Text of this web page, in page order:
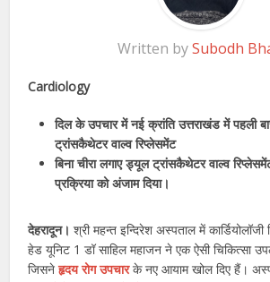
Written bySubodh
Cardiology
दिल के उपचार में नई क्रांति उत्तराखंड में पहली
ट्रांसकैथेटर वाल्व रिप्लेसमेंट
बिना चीरा लगाए ड्यूल ट्रांसकैथेटर वाल्व
प्रक्रिया को अंजाम दिया।
देहरादून।श्री महन्त इन्दिरेश अस्पताल में
हेड यूनिट 1 डॉ साहिल महाजन ने एक ऐसी चिकित्सा
जिसनेहृदय रोग उपचारके नए आयाम खोल दिए हैं।